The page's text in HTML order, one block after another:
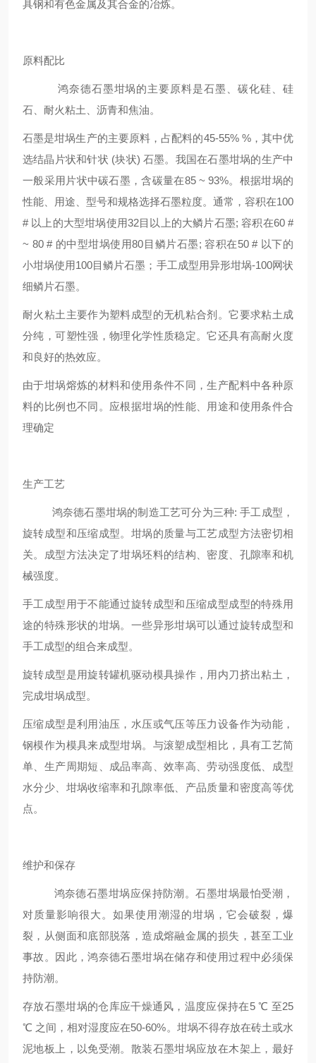
具钢和有色金属及其合金的冶炼。
原料配比
鸿奈德石墨坩埚的主要原料是石墨、碳化硅、硅
石、耐火粘土、沥青和焦油。
石墨是坩埚生产的主要原料，占配料的45-55% %，其中优
选结晶片状和针状 (块状) 石墨。我国在石墨坩埚的生产中
一般采用片状中碳石墨，含碳量在85 ~ 93%。根据坩埚的
性能、用途、型号和规格选择石墨粒度。通常，容积在100
# 以上的大型坩埚使用32目以上的大鳞片石墨; 容积在60 #
~ 80 # 的中型坩埚使用80目鳞片石墨; 容积在50 # 以下的
小坩埚使用100目鳞片石墨；手工成型用异形坩埚-100网状
细鳞片石墨。
耐火粘土主要作为塑料成型的无机粘合剂。它要求粘土成
分纯，可塑性强，物理化学性质稳定。它还具有高耐火度
和良好的热效应。
由于坩埚熔炼的材料和使用条件不同，生产配料中各种原
料的比例也不同。应根据坩埚的性能、用途和使用条件合
理确定
生产工艺
鸿奈德石墨坩埚的制造工艺可分为三种: 手工成型，
旋转成型和压缩成型。坩埚的质量与工艺成型方法密切相
关。成型方法决定了坩埚坯料的结构、密度、孔隙率和机
械强度。
手工成型用于不能通过旋转成型和压缩成型成型的特殊用
途的特殊形状的坩埚。一些异形坩埚可以通过旋转成型和
手工成型的组合来成型。
旋转成型是用旋转罐机驱动模具操作，用内刀挤出粘土，
完成坩埚成型。
压缩成型是利用油压，水压或气压等压力设备作为动能，
钢模作为模具来成型坩埚。与滚塑成型相比，具有工艺简
单、生产周期短、成品率高、效率高、劳动强度低、成型
水分少、坩埚收缩率和孔隙率低、产品质量和密度高等优
点。
维护和保存
鸿奈德石墨坩埚应保持防潮。石墨坩埚最怕受潮，
对质量影响很大。如果使用潮湿的坩埚，它会破裂，爆
裂，从侧面和底部脱落，造成熔融金属的损失，甚至工业
事故。因此，鸿奈德石墨坩埚在储存和使用过程中必须保
持防潮。
存放石墨坩埚的仓库应干燥通风，温度应保持在5 ℃ 至25
℃ 之间，相对湿度应在50-60%。坩埚不得存放在砖土或水
泥地板上，以免受潮。散装石墨坩埚应放在木架上，最好